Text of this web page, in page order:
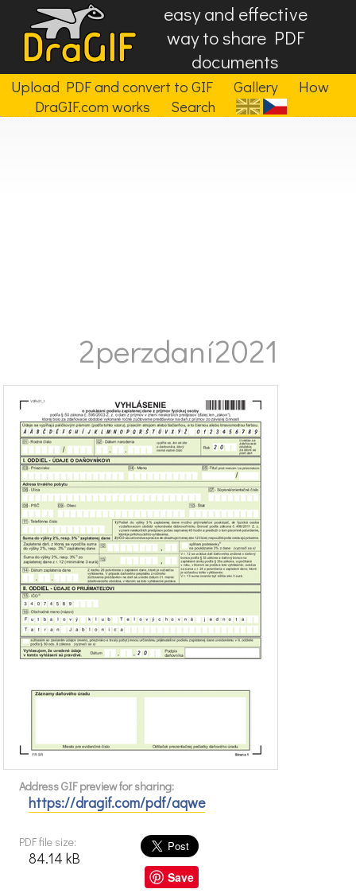
easy and effective
way to share PDF
documents
Upload PDF and convert to GIF Gallery
How
DraGIF.com works
Search
2perzdaní2021
Address GIF preview for sharing:
https://dragif.com/pdf/aqwe
Save
PDF file size:
84.14 kB